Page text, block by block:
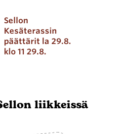
Sellon
Kesäterassin
päättärit la 29.8.
klo 11 29.8.
liikkeissä